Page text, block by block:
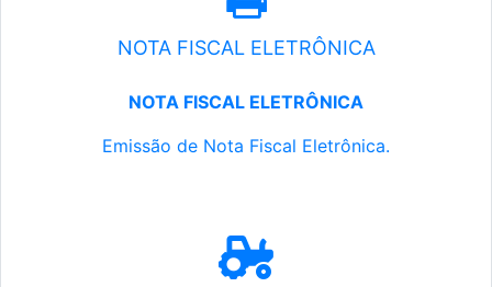
NOTA FISCAL ELETRÔNICA
NOTA FISCAL ELETRÔNICA
Emissão de Nota Fiscal Eletrônica.